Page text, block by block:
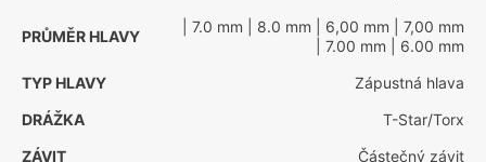
PRŮMĚR HLAVY
| 7.0 mm | 8.0 mm | 6,00 mm | 7,00 mm
| 7.00 mm | 6.00 mm
TYP HLAVY
Zápustná hlava
DRÁŽKA
T-Star/Torx
ZÁVIT
Částečný závit